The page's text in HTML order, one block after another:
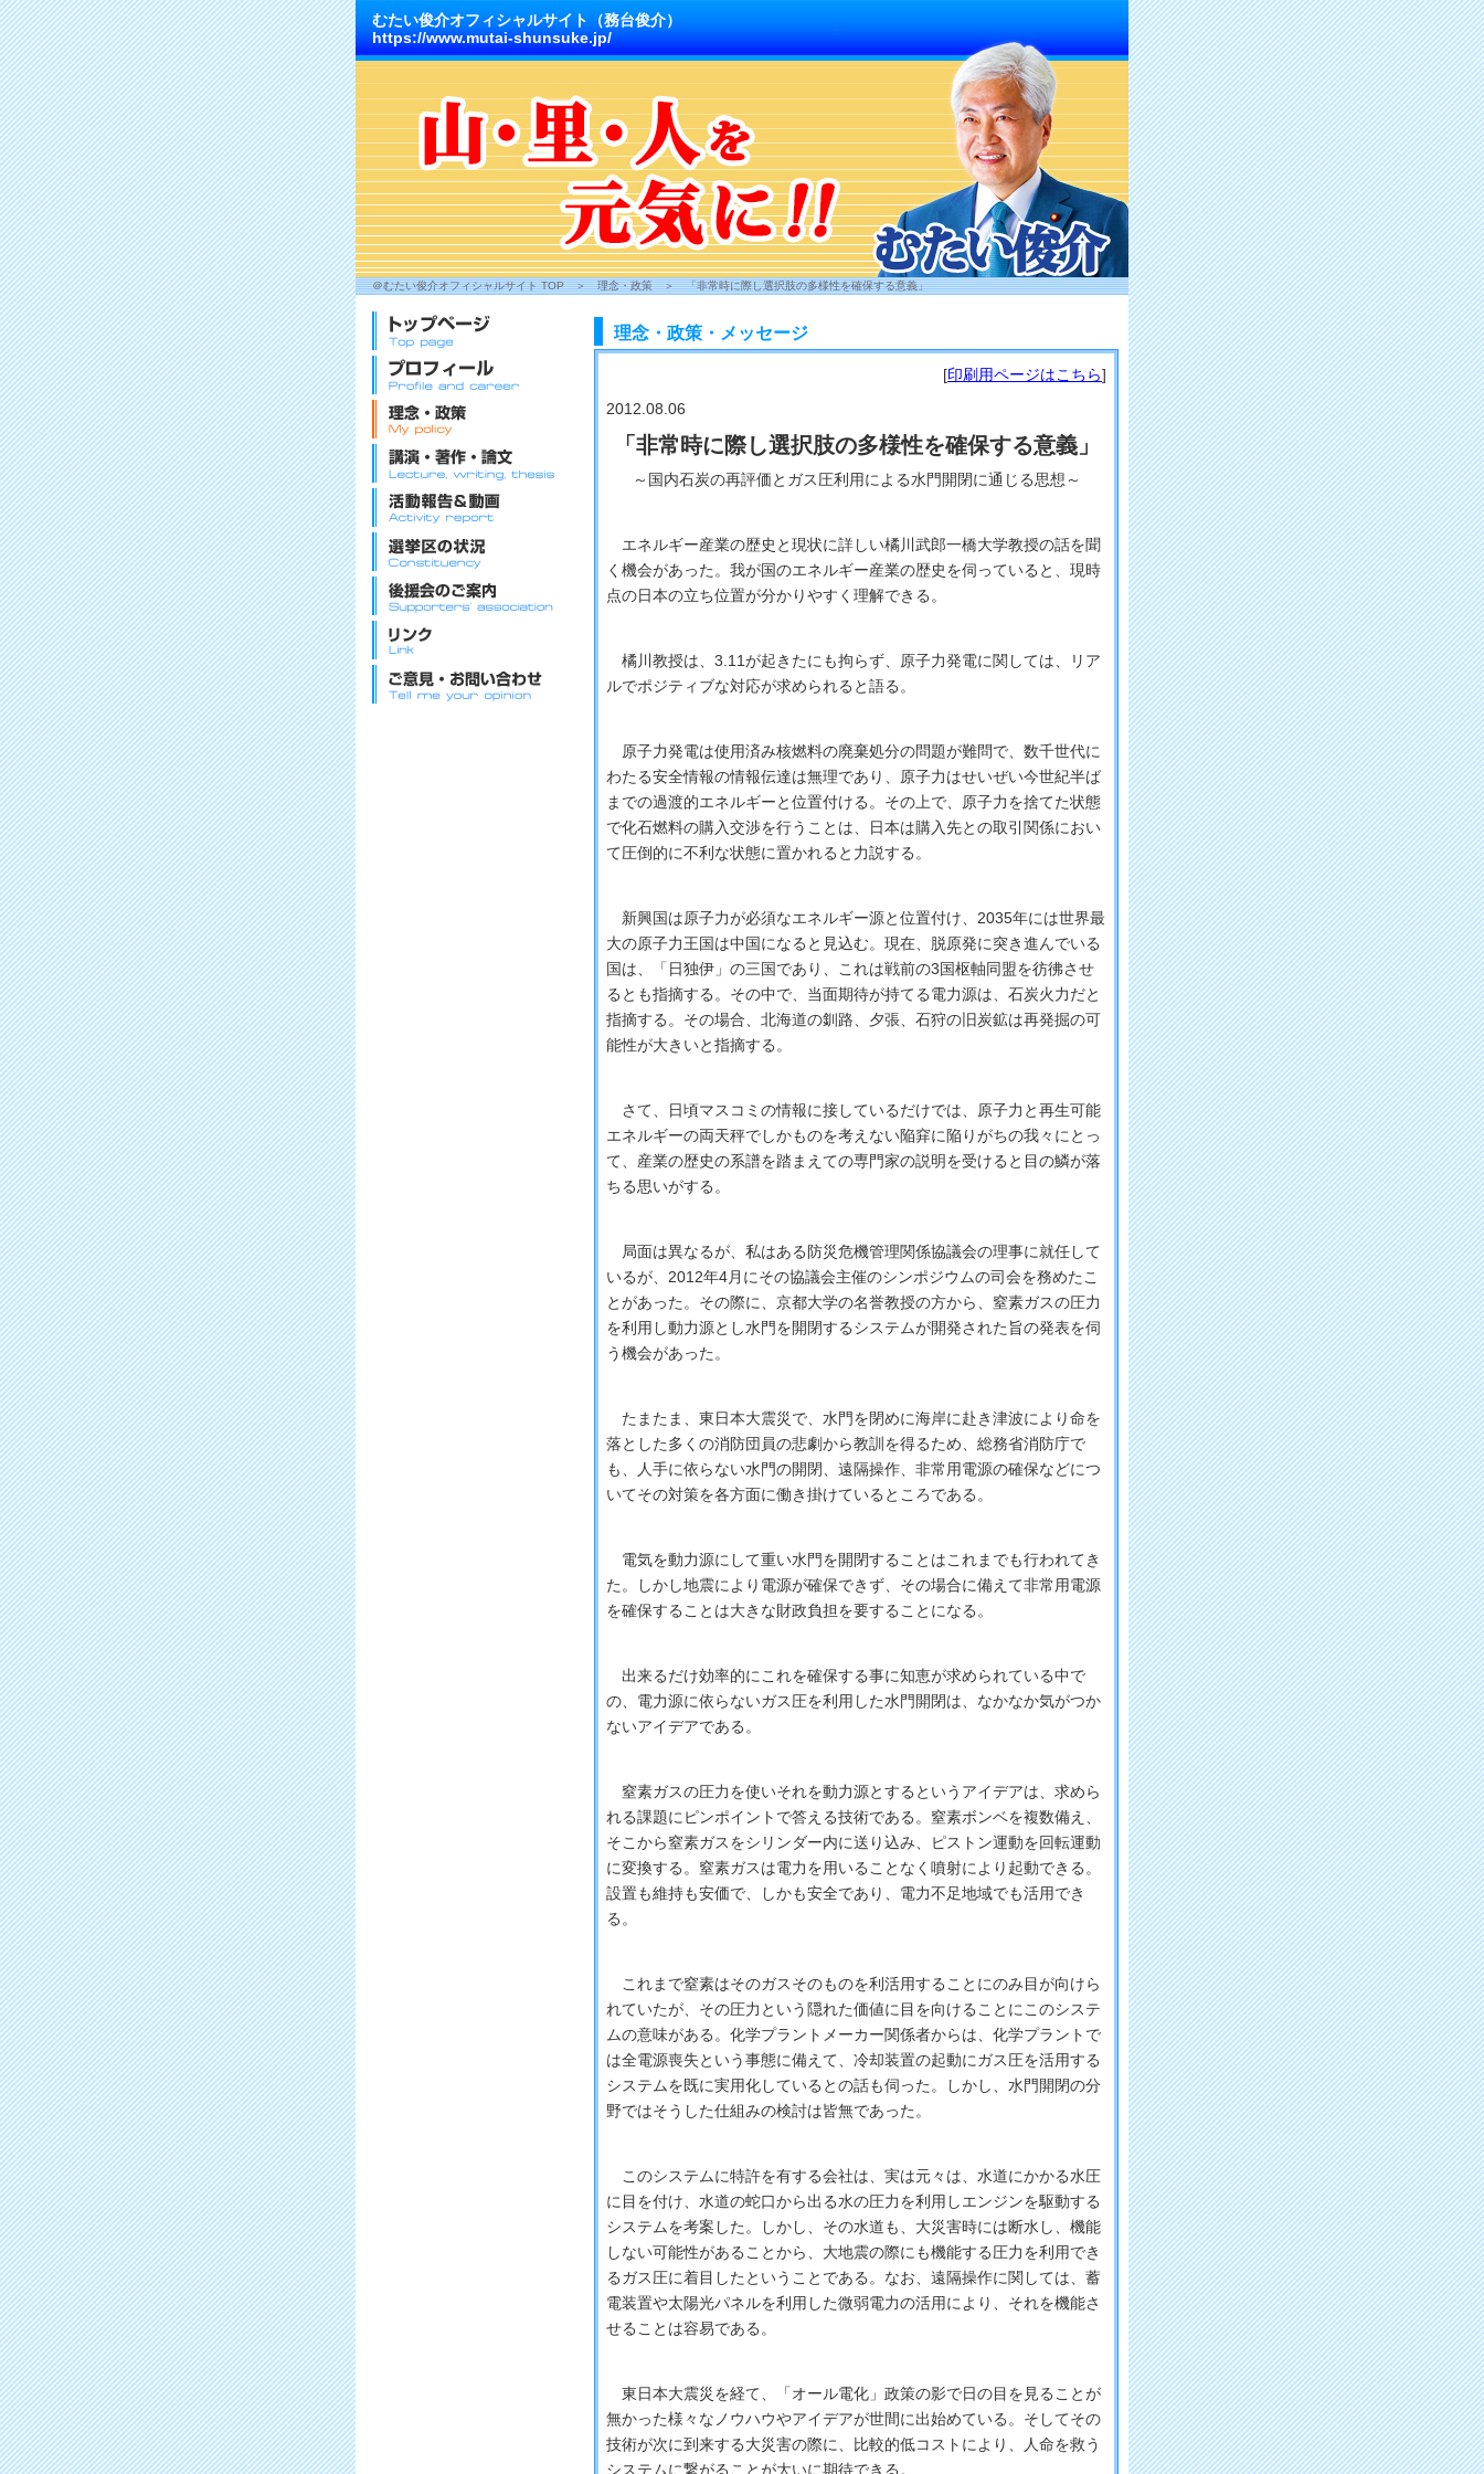
むたい俊介オフィシャルサイト（務台俊介）
https://www.mutai-shunsuke.jp/
＠むたい俊介オフィシャルサイト TOP＞理念・政策＞「非常時に際し選択肢の多様性を確保する意義」
理念・政策・メッセージ
[印刷用ページはこちら]
2012.08.06
「非常時に際し選択肢の多様性を確保する意義」
～国内石炭の再評価とガス圧利用による水門開閉に通じる思想～
エネルギー産業の歴史と現状に詳しい橘川武郎一橋大学教授の話を聞
く機会があった。我が国のエネルギー産業の歴史を伺っていると、現時
点の日本の立ち位置が分かりやすく理解できる。
橘川教授は、3.11が起きたにも拘らず、原子力発電に関しては、リア
ルでポジティブな対応が求められると語る。
原子力発電は使用済み核燃料の廃棄処分の問題が難問で、数千世代に
わたる安全情報の情報伝達は無理であり、原子力はせいぜい今世紀半ば
までの過渡的エネルギーと位置付ける。その上で、原子力を捨てた状態
で化石燃料の購入交渉を行うことは、日本は購入先との取引関係におい
て圧倒的に不利な状態に置かれると力説する。
新興国は原子力が必須なエネルギー源と位置付け、2035年には世界最
大の原子力王国は中国になると見込む。現在、脱原発に突き進んでいる
国は、「日独伊」の三国であり、これは戦前の3国枢軸同盟を彷彿させ
るとも指摘する。その中で、当面期待が持てる電力源は、石炭火力だと
指摘する。その場合、北海道の釧路、夕張、石狩の旧炭鉱は再発掘の可
能性が大きいと指摘する。
さて、日頃マスコミの情報に接しているだけでは、原子力と再生可能
エネルギーの両天秤でしかものを考えない陥穽に陥りがちの我々にとっ
て、産業の歴史の系譜を踏まえての専門家の説明を受けると目の鱗が落
ちる思いがする。
局面は異なるが、私はある防災危機管理関係協議会の理事に就任して
いるが、2012年4月にその協議会主催のシンポジウムの司会を務めたこ
とがあった。その際に、京都大学の名誉教授の方から、窒素ガスの圧力
を利用し動力源とし水門を開閉するシステムが開発された旨の発表を伺
う機会があった。
たまたま、東日本大震災で、水門を閉めに海岸に赴き津波により命を
落とした多くの消防団員の悲劇から教訓を得るため、総務省消防庁で
も、人手に依らない水門の開閉、遠隔操作、非常用電源の確保などにつ
いてその対策を各方面に働き掛けているところである。
電気を動力源にして重い水門を開閉することはこれまでも行われてき
た。しかし地震により電源が確保できず、その場合に備えて非常用電源
を確保することは大きな財政負担を要することになる。
出来るだけ効率的にこれを確保する事に知恵が求められている中で
の、電力源に依らないガス圧を利用した水門開閉は、なかなか気がつか
ないアイデアである。
窒素ガスの圧力を使いそれを動力源とするというアイデアは、求めら
れる課題にピンポイントで答える技術である。窒素ボンベを複数備え、
そこから窒素ガスをシリンダー内に送り込み、ピストン運動を回転運動
に変換する。窒素ガスは電力を用いることなく噴射により起動できる。
設置も維持も安価で、しかも安全であり、電力不足地域でも活用でき
る。
これまで窒素はそのガスそのものを利活用することにのみ目が向けら
れていたが、その圧力という隠れた価値に目を向けることにこのシステ
ムの意味がある。化学プラントメーカー関係者からは、化学プラントで
は全電源喪失という事態に備えて、冷却装置の起動にガス圧を活用する
システムを既に実用化しているとの話も伺った。しかし、水門開閉の分
野ではそうした仕組みの検討は皆無であった。
このシステムに特許を有する会社は、実は元々は、水道にかかる水圧
に目を付け、水道の蛇口から出る水の圧力を利用しエンジンを駆動する
システムを考案した。しかし、その水道も、大災害時には断水し、機能
しない可能性があることから、大地震の際にも機能する圧力を利用でき
るガス圧に着目したということである。なお、遠隔操作に関しては、蓄
電装置や太陽光パネルを利用した微弱電力の活用により、それを機能さ
せることは容易である。
東日本大震災を経て、「オール電化」政策の影で日の目を見ることが
無かった様々なノウハウやアイデアが世間に出始めている。そしてその
技術が次に到来する大災害の際に、比較的低コストにより、人命を救う
システムに繋がることが大いに期待できる。